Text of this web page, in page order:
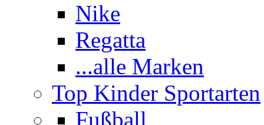
Nike
Regatta
...alle Marken
Top Kinder Sportarten
Fußball